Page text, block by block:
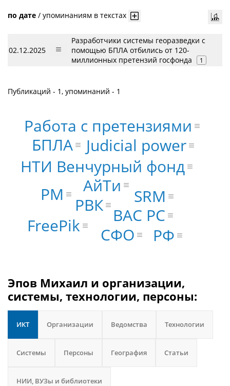
по дате / упоминаниям в текстах
02.12.2025
Разработчики системы георазведки с
помощью БПЛА отбились от 120-
миллионных претензий госфонда
1
Публикаций - 1, упоминаний - 1
АйТи
НТИ Венчурный фонд
РВК
Judicial power
ВАС РС
Работа с претензиями
БПЛА
SRM
PM
FreePik
СФО РФ
Эпов Михаил и организации,
системы, технологии, персоны:
ИКТ Организации Ведомства Технологии
Системы Персоны География Статьи
НИИ, ВУЗы и библиотеки